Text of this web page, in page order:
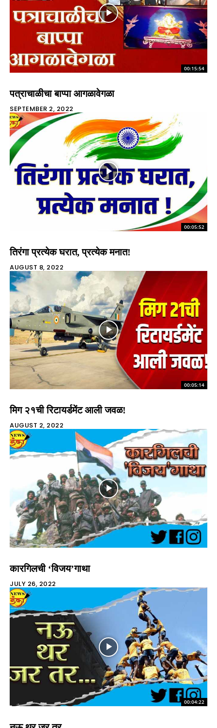
00:15:54
पत्राचाळीचा बाप्पा आगळावेगळा
SEPTEMBER 2, 2022
00:05:52
तिरंगा प्रत्येक घरात, प्रत्येक मनात!
AUGUST 8, 2022
00:05:14
मिग २१ची रिटायर्डमेंट आली जवळ!
AUGUST 2, 2022
कारगिलची ‘विजय’गाथा
JULY 26, 2022
00:04:22